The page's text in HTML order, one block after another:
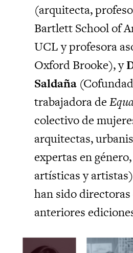
(arquitecta,
Bartlett School of
UCL y profesora
Oxford Brooke), y
Saldaña
trabajadora de
colectivo de
arquitectas,
expertas en
artísticas y
han sido directoras
anteriores